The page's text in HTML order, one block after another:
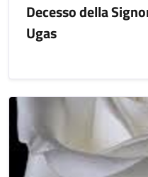
Decesso della
Ugas